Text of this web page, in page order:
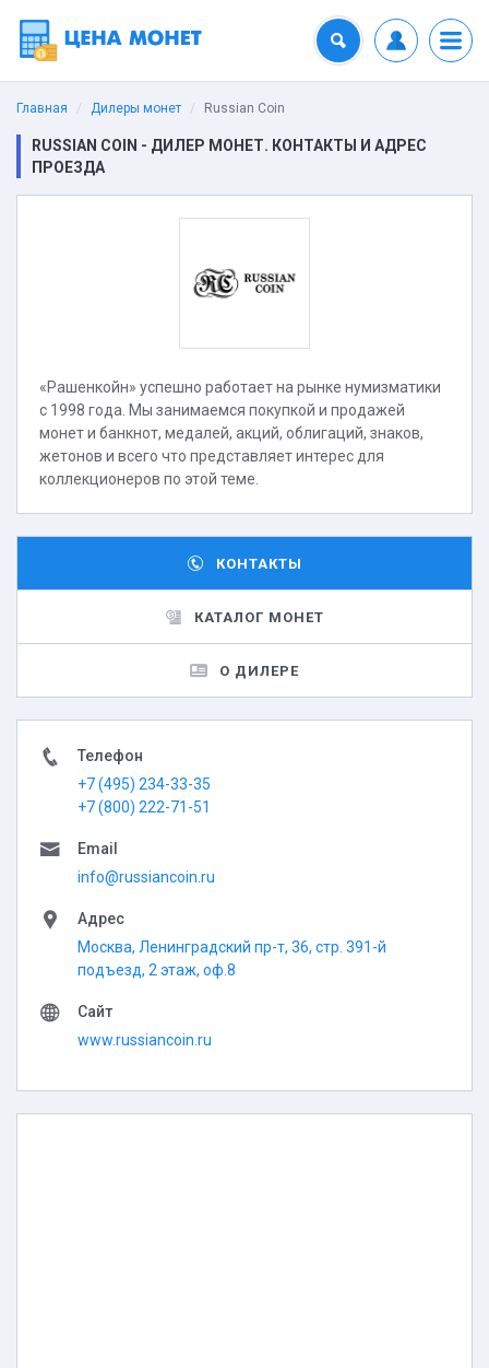
Главная Дилеры монет Russian Coin
RUSSIAN COIN - ДИЛЕР МОНЕТ. КОНТАКТЫ И АДРЕС
ПРОЕЗДА
«Рашенкойн» успешно работает на рынке нумизматики
с 1998 года. Мы занимаемся покупкой и продажей
монет и банкнот, медалей, акций, облигаций, знаков,
жетонов и всего что представляет интерес для
коллекционеров по этой теме.
КОНТАКТЫ
КАТАЛОГ МОНЕТ
О ДИЛЕРЕ
Телефон
+7 (495) 234-33-35
+7 (800) 222-71-51
Email
info@russiancoin.ru
Адрес
Москва, Ленинградский пр-т, 36, стр. 391-й
подъезд, 2 этаж, оф.8
Сайт
www.russiancoin.ru